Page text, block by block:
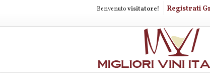
Benvenutovisitatore! Registrati